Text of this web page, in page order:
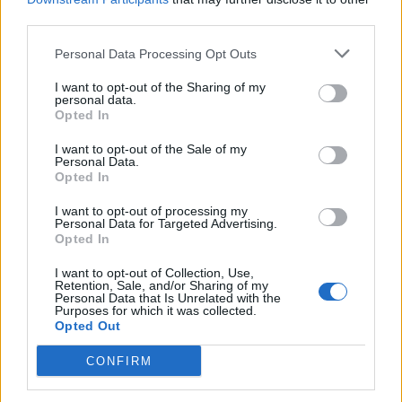
Personal Data Processing Opt Outs
I want to opt-out of the Sharing of my
personal data.
Opted In
I want to opt-out of the Sale of my
Personal Data.
Opted In
I want to opt-out of processing my
Personal Data for Targeted Advertising.
Opted In
I want to opt-out of Collection, Use,
Retention, Sale, and/or Sharing of my
Personal Data that Is Unrelated with the
Purposes for which it was collected.
Opted Out
CONFIRM